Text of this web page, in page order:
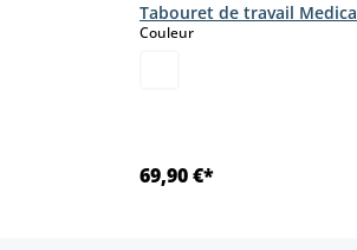
Tabouret de travail Medica
Couleurselect
69,90 €*